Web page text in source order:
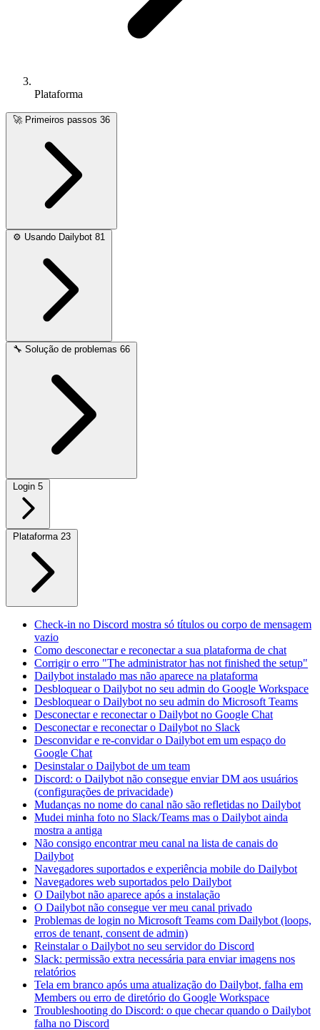
Plataforma
🚀 Primeiros passos 36
⚙️ Usando Dailybot 81
🔧 Solução de problemas 66
Login 5
Plataforma 23
Check-in no Discord mostra só títulos ou corpo de mensagem
vazio
Como desconectar e reconectar a sua plataforma de chat
Corrigir o erro "The administrator has not finished the setup"
Dailybot instalado mas não aparece na plataforma
Desbloquear o Dailybot no seu admin do Google Workspace
Desbloquear o Dailybot no seu admin do Microsoft Teams
Desconectar e reconectar o Dailybot no Google Chat
Desconectar e reconectar o Dailybot no Slack
Desconvidar e re-convidar o Dailybot em um espaço do
Google Chat
Desinstalar o Dailybot de um team
Discord: o Dailybot não consegue enviar DM aos usuários
(configurações de privacidade)
Mudanças no nome do canal não são refletidas no Dailybot
Mudei minha foto no Slack/Teams mas o Dailybot ainda
mostra a antiga
Não consigo encontrar meu canal na lista de canais do
Dailybot
Navegadores suportados e experiência mobile do Dailybot
Navegadores web suportados pelo Dailybot
O Dailybot não aparece após a instalação
O Dailybot não consegue ver meu canal privado
Problemas de login no Microsoft Teams com Dailybot (loops,
erros de tenant, consent de admin)
Reinstalar o Dailybot no seu servidor do Discord
Slack: permissão extra necessária para enviar imagens nos
relatórios
Tela em branco após uma atualização do Dailybot, falha em
Members ou erro de diretório do Google Workspace
Troubleshooting do Discord: o que checar quando o Dailybot
falha no Discord